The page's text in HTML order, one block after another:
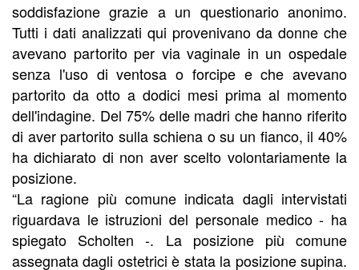
soddisfazione grazie a un questionario anonimo.
Tutti i dati analizzati qui provenivano da donne che
avevano partorito per via vaginale in un ospedale
senza l'uso di ventosa o forcipe e che avevano
partorito da otto a dodici mesi prima al momento
dell'indagine. Del 75% delle madri che hanno riferito
di aver partorito sulla schiena o su un fianco, il 40%
ha dichiarato di non aver scelto volontariamente la
posizione.
“La ragione più comune indicata dagli intervistati
riguardava le istruzioni del personale medico - ha
spiegato Scholten -. La posizione più comune
assegnata dagli ostetrici è stata la posizione supina.